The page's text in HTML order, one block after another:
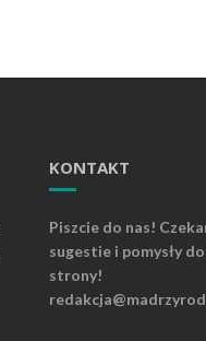
KONTAKT
Piszcie do nas!
sugestie i pomysły
strony!